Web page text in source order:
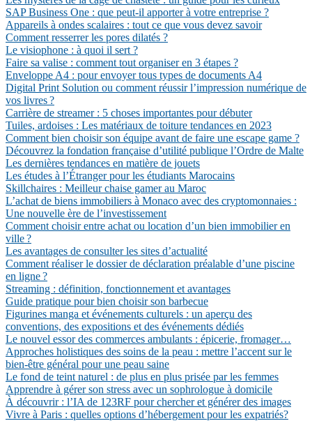
SAP Business One : que peut-il apporter à votre entreprise ?
Appareils à ondes scalaires : tout ce que vous devez savoir
Comment resserrer les pores dilatés ?
Le visiophone : à quoi il sert ?
Faire sa valise : comment tout organiser en 3 étapes ?
Enveloppe A4 : pour envoyer tous types de documents A4
Digital Print Solution ou comment réussir l’impression numérique de
vos livres ?
Carrière de streamer : 5 choses importantes pour débuter
Tuiles, ardoises : Les matériaux de toiture tendances en 2023
Comment bien choisir son équipe avant de faire une escape game ?
Découvrez la fondation française d’utilité publique l’Ordre de Malte
Les dernières tendances en matière de jouets
Les études à l’Étranger pour les étudiants Marocains
Skillchaires : Meilleur chaise gamer au Maroc
L’achat de biens immobiliers à Monaco avec des cryptomonnaies :
Une nouvelle ère de l’investissement
Comment choisir entre achat ou location d’un bien immobilier en
ville ?
Les avantages de consulter les sites d’actualité
Comment réaliser le dossier de déclaration préalable d’une piscine
en ligne ?
Streaming : définition, fonctionnement et avantages
Guide pratique pour bien choisir son barbecue
Figurines manga et événements culturels : un aperçu des
conventions, des expositions et des événements dédiés
Le nouvel essor des commerces ambulants : épicerie, fromager…
Approches holistiques des soins de la peau : mettre l’accent sur le
bien-être général pour une peau saine
Le fond de teint naturel : de plus en plus prisée par les femmes
Apprendre à gérer son stress avec un sophrologue à domicile
À découvrir : l’IA de 123RF pour chercher et générer des images
Vivre à Paris : quelles options d’hébergement pour les expatriés?